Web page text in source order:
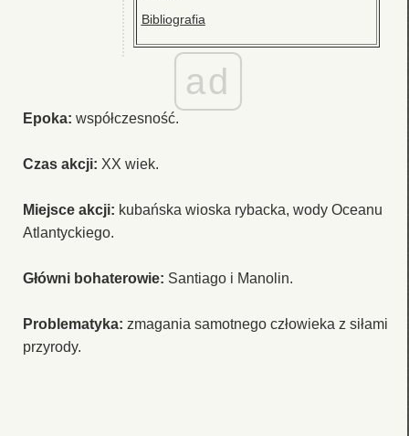
Bibliografia
ad
Epoka: współczesność.
Czas akcji: XX wiek.
Miejsce akcji: kubańska wioska rybacka, wody Oceanu
Atlantyckiego.
Główni bohaterowie: Santiago i Manolin.
Problematyka: zmagania samotnego człowieka z siłami
przyrody.